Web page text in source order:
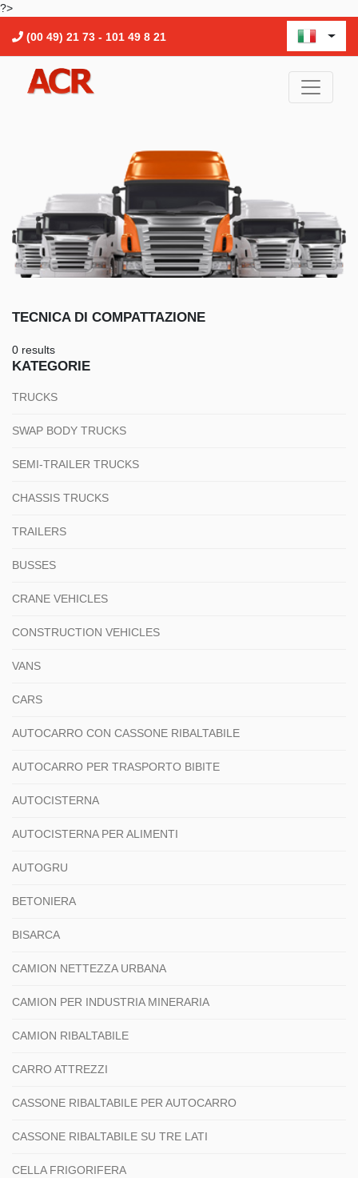
?>
(00 49) 21 73 - 101 49 8 21
KATEGORIE
TRUCKS
SWAP BODY TRUCKS
SEMI-TRAILER TRUCKS
CHASSIS TRUCKS
TRAILERS
BUSSES
CRANE VEHICLES
CONSTRUCTION VEHICLES
VANS
CARS
AUTOCARRO CON CASSONE RIBALTABILE
AUTOCARRO PER TRASPORTO BIBITE
AUTOCISTERNA
AUTOCISTERNA PER ALIMENTI
AUTOGRU
BETONIERA
BISARCA
CAMION NETTEZZA URBANA
CAMION PER INDUSTRIA MINERARIA
CAMION RIBALTABILE
CARRO ATTREZZI
CASSONE RIBALTABILE PER AUTOCARRO
CASSONE RIBALTABILE SU TRE LATI
CELLA FRIGORIFERA
TECNICA DI COMPATTAZIONE
0 results